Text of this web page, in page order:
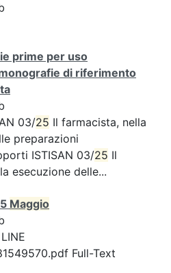
prime per uso
di riferimento
03/25 Il farmacista, nella
preparazioni
ISTISAN 03/25 Il
esecuzione delle...
Maggio
Full-Text